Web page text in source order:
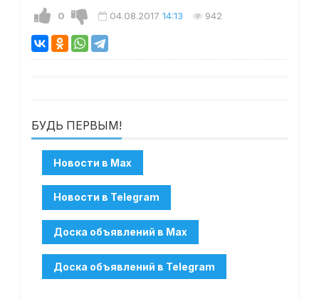
0 04.08.2017 14:13 942
БУДЬ ПЕРВЫМ!